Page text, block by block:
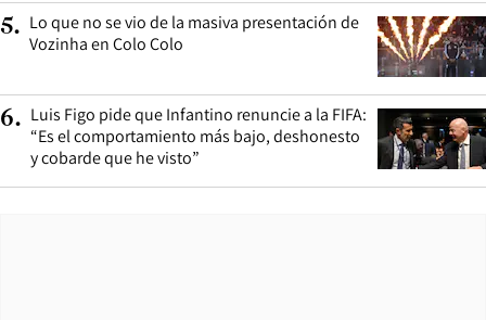
5. Lo que no se vio de la masiva presentación de
Vozinha en Colo Colo
6. Luis Figo pide que Infantino renuncie a la FIFA:
“Es el comportamiento más bajo, deshonesto
y cobarde que he visto”